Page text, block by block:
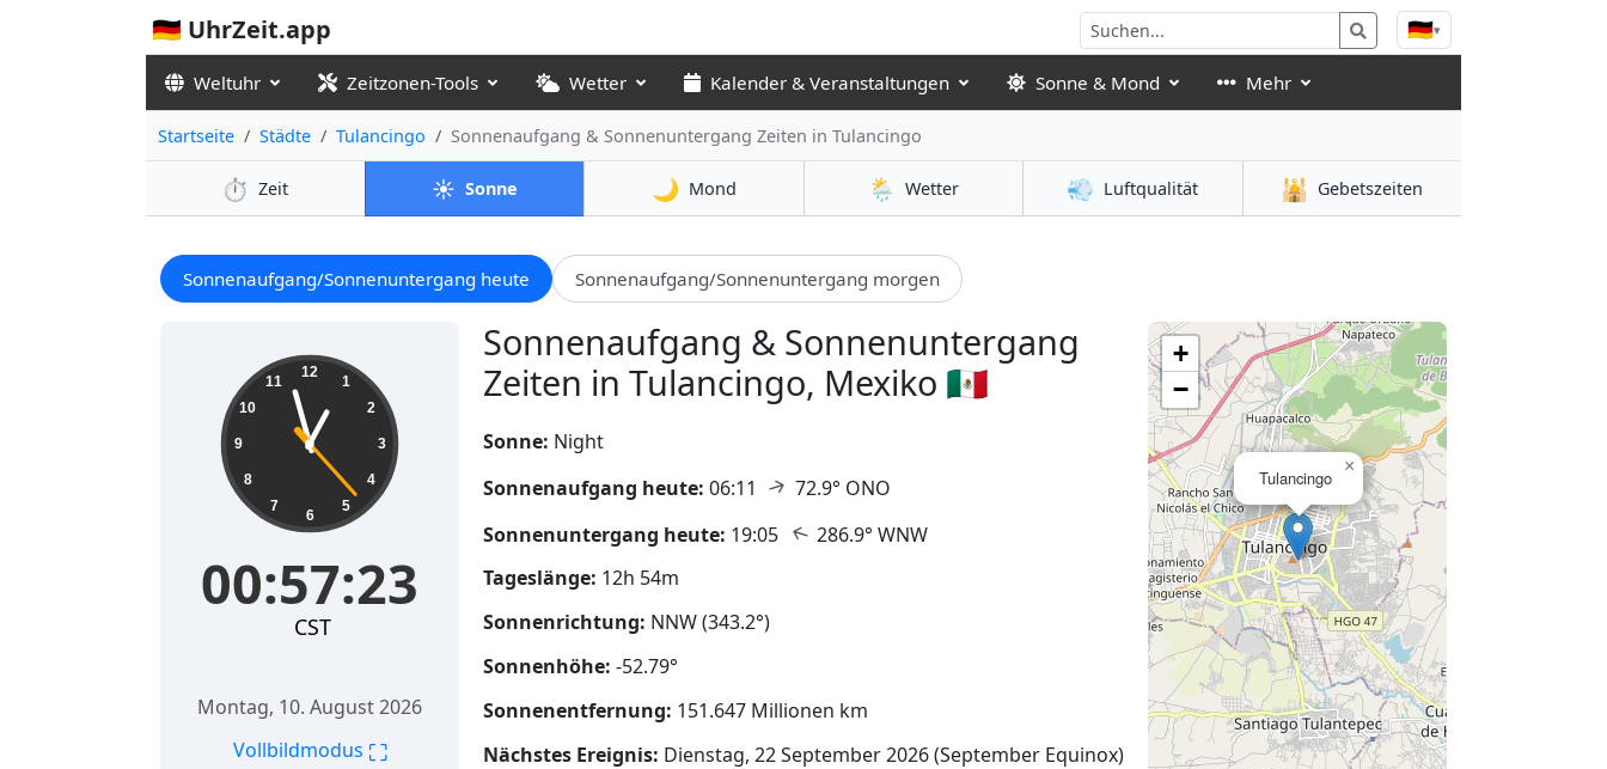
🇩🇪 UhrZeit.app 🇩🇪▾
Weltuhr Zeitzonen-Tools Wetter Kalender & Veranstaltungen Sonne & Mond Mehr
Startseite Städte Tulancingo Sonnenaufgang & Sonnenuntergang Zeiten in Tulancingo
⏱️ Zeit ☀️ Sonne 🌙 Mond 🌦️ Wetter 💨 Luftqualität 🕌 Gebetszeiten
Sonnenaufgang/Sonnenuntergang heute Sonnenaufgang/Sonnenuntergang morgen
Sonnenaufgang & Sonnenuntergang
Zeiten in Tulancingo, Mexiko 🇲🇽
00:57:24 12
1
2
3
4
5
6
7
8
9
10
11
00:57:24
CST
Montag, 10. August 2026
Vollbildmodus ⛶
Sonne: Night
Sonnenaufgang heute: 06:11 ↑ 72.9° ONO
Sonnenuntergang heute: 19:05 ↑ 286.9° WNW
Tageslänge: 12h 54m
Sonnenrichtung: NNW (343.2°)
Sonnenhöhe: -52.79°
Sonnenentfernung: 151.647 Millionen km
Nächstes Ereignis: Dienstag, 22 September 2026 (September Equinox)
Tulancingo
×
+
−